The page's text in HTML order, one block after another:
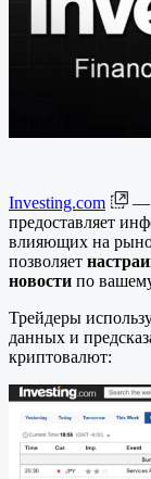
Investing.com
—
предоставляет
влияющих на
позволяет
новости по
Трейдеры
данных и
криптовалют: